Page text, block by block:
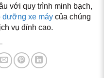
với quy trình minh bạch,
dưỡng xe máy của chúng
vụ đỉnh cao.